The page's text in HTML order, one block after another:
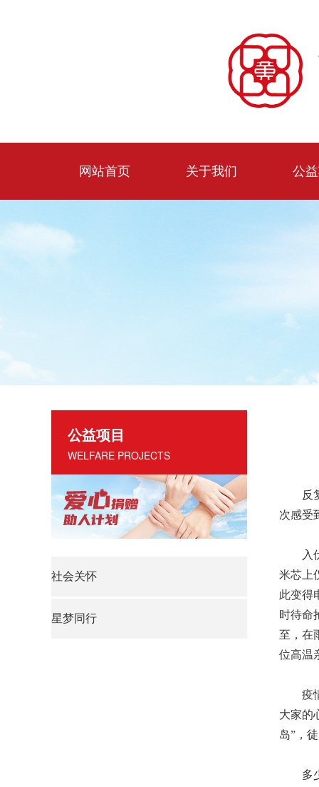
公益项目
WELFARE PROJECTS
反复
次感受
入伏
米芯上
此变得
时待命
至，在
位高温
疫情
大家的
岛”，
多少
社会关怀
星梦同行
网站首页 关于我们 公